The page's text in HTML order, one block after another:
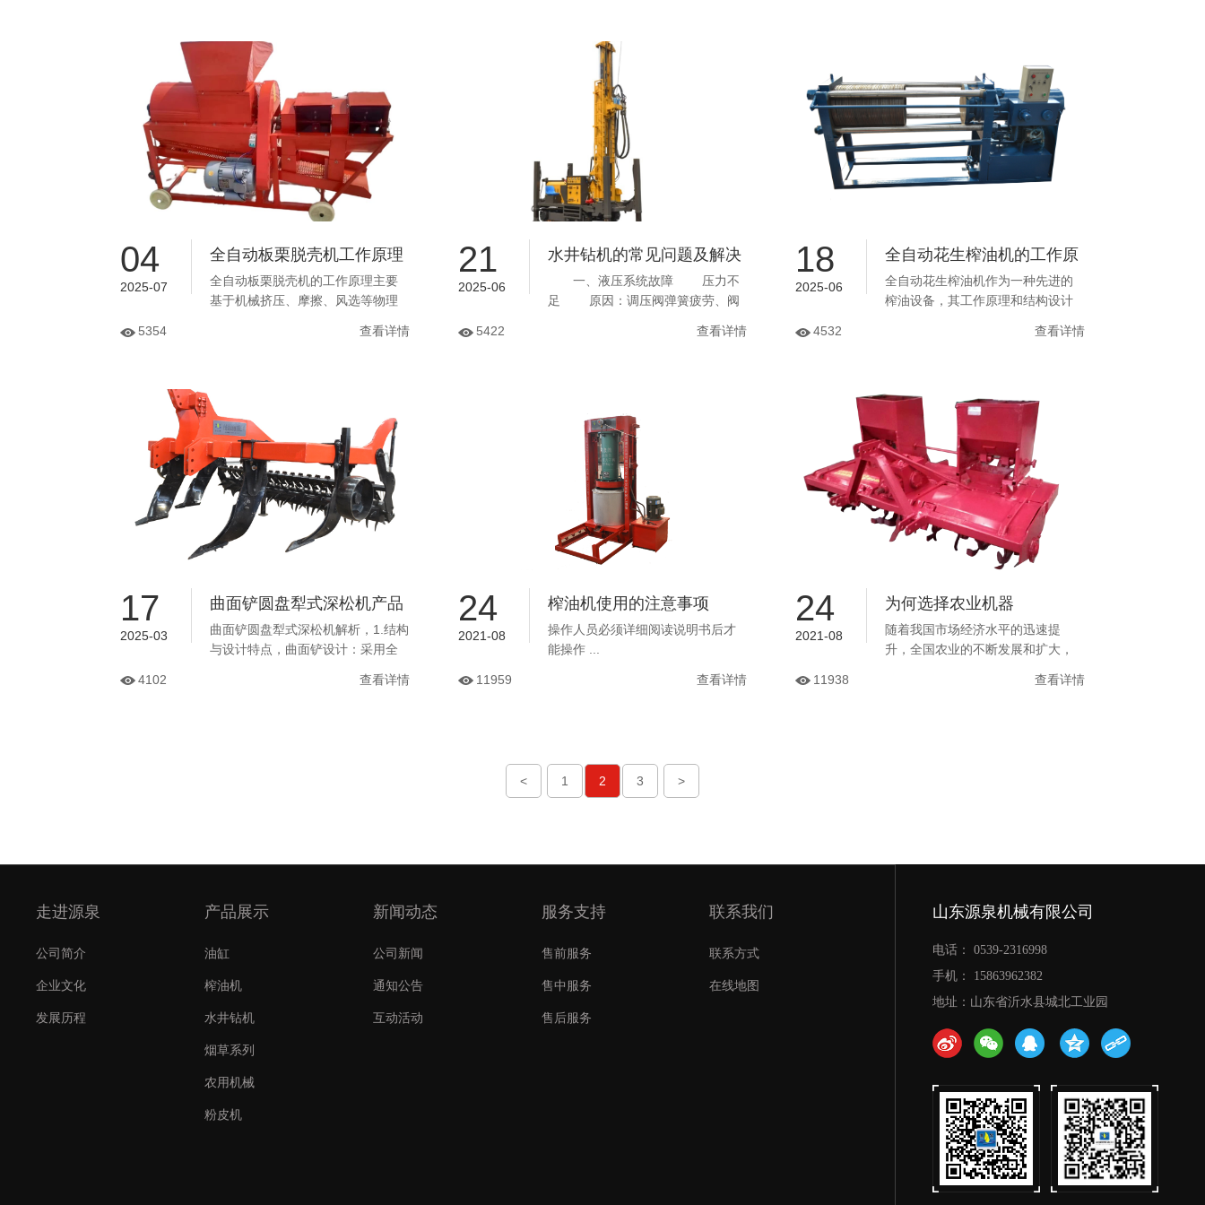
04
2025-07
全自动板栗脱壳机工作原理
全自动板栗脱壳机的工作原理主要
基于机械挤压、摩擦、风选等物理
查看详情
5354
21
2025-06
水井钻机的常见问题及解决
方案
一、液压系统故障 压力不
足 原因：调压阀弹簧疲劳、阀
整限位螺母或更换弹簧；拆解清洗
查看详情
5422
18
2025-06
全自动花生榨油机的工作原
理与结构设计
全自动花生榨油机作为一种先进的
榨油设备，其工作原理和结构设计
的工作原理和结构设计，不仅有助
考。本文将介绍全自动花生榨油机
的工作原理与结构设计。...
查看详情
4532
17
2025-03
曲面铲圆盘犁式深松机产品
基本信息
曲面铲圆盘犁式深松机解析，1.‌结构
与设计特点‌，曲面铲设计‌：采用全
降低功率消耗，同时提升土壤疏松
查看详情
4102
24
2021-08
榨油机使用的注意事项
操作人员必须详细阅读说明书后才
能操作 ...
查看详情
11959
24
2021-08
为何选择农业机器
随着我国市场经济水平的迅速提
升，全国农业的不断发展和扩大，
查看详情
11938
< 1 2 3 >
走进源泉
公司简介
企业文化
发展历程
产品展示
油缸
榨油机
水井钻机
烟草系列
农用机械
粉皮机
新闻动态
公司新闻
通知公告
互动活动
服务支持
售前服务
售中服务
售后服务
联系我们
联系方式
在线地图
山东源泉机械有限公司
电话： 0539-2316998
手机： 15863962382
地址：山东省沂水县城北工业园